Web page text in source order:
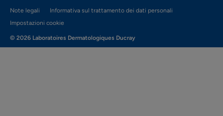
Note legali
Informativa sul trattamento dei dati personali
Impostazioni cookie
© 2026 Laboratoires Dermatologiques Ducray